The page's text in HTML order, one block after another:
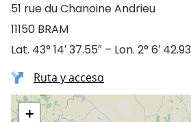
51 rue du Chanoine Andrieu
11150 BRAM
Lat. 43° 14′ 37.55″ – Lon. 2° 6′
Ruta y acceso
+